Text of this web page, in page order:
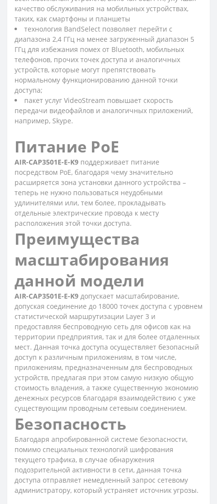
качество обслуживания на мобильных устройствах,
таких, как смартфоны и планшеты
технология BandSelect позволяет перейти с
диапазона 2,4 ГГц на менее загруженный диапазон 5
ГГц для избежания помех от Bluetooth, мобильных
телефонов, прочих точек доступа и аналогичных
устройств, которые могут препятствовать
нормальному функционированию данной точки
доступа;
пакет услуг VideoStream повышает скорость
передачи видеофайлов и аналогичных приложений,
например, Skype.
Питание PoE
AIR-CAP3501E-E-K9 поддерживает питание
посредством PoE, благодаря чему значительно
расширяется зона установки данного устройства –
теперь не нужно пользоваться неудобными
удлинителями или, тем более, прокладывать
отдельные электрические провода к месту
расположения этой точки доступа.
Преимущества
масштабирования
данной модели
AIR-CAP3501E-E-K9 допускает масштабирование,
допуская соединение до 18000 точек доступа с уровнем
статистической маршрутизации Layer 3 и
предоставляя беспроводную сеть для офисов как на
территории предприятия, так и для более отдаленных
мест. Данная точка доступа осуществляет безопасный
доступ к различным приложениям, в том числе,
приложениям, предназначенным для беспроводных
устройств, предлагая при этом самую низкую общую
стоимость владения, а также существенную экономию
денежных ресурсов благодаря взаимодействию с уже
существующим проводным сетевым соединением.
Безопасность
Благодаря апробированной системе безопасности,
помимо специальных технологий шифрования
текущего трафика, в случае обнаружения
подозрительной активности в сети, данная точка
доступа отправляет немедленный запрос сетевому
администратору, который устраняет источник угрозы.